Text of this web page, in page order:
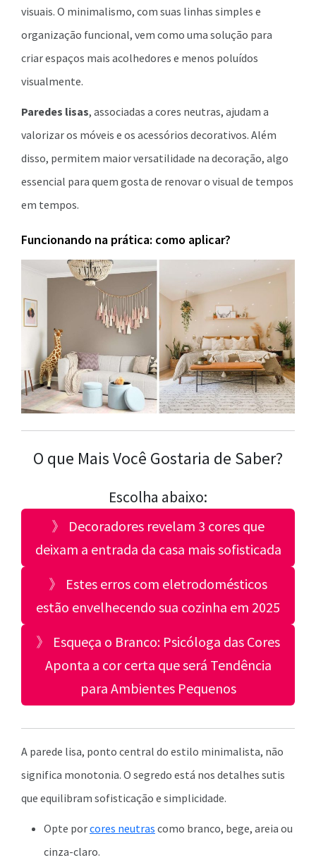
visuais. O minimalismo, com suas linhas simples e
organização funcional, vem como uma solução para
criar espaços mais acolhedores e menos poluídos
visualmente.
Paredes lisas, associadas a cores neutras, ajudam a
valorizar os móveis e os acessórios decorativos. Além
disso, permitem maior versatilidade na decoração, algo
essencial para quem gosta de renovar o visual de tempos
em tempos.
Funcionando na prática: como aplicar?
O que Mais Você Gostaria de Saber?
Escolha abaixo:
》 Decoradores revelam 3 cores que
deixam a entrada da casa mais sofisticada
》 Estes erros com eletrodomésticos
estão envelhecendo sua cozinha em 2025
》 Esqueça o Branco: Psicóloga das Cores
Aponta a cor certa que será Tendência
para Ambientes Pequenos
A parede lisa, ponto central do estilo minimalista, não
significa monotonia. O segredo está nos detalhes sutis
que equilibram sofisticação e simplicidade.
Opte porcores neutras como branco, bege, areia ou
cinza-claro.